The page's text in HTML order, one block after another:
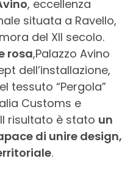
, eccellenza
situata a Ravello,
del XII secolo.
rosa,Palazzo Avino
dell’installazione,
tessuto “Pergola”
Customs e
risultato è stato un
di unire design,
.